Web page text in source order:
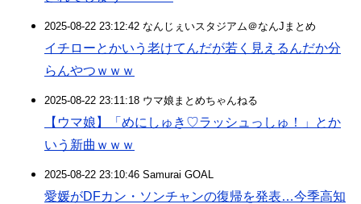
2025-08-22 23:12:42 なんじぇいスタジアム＠なんJまとめ
イチローとかいう老けてんだが若く見えるんだか分
らんやつｗｗｗ
2025-08-22 23:11:18 ウマ娘まとめちゃんねる
【ウマ娘】「めにしゅき♡ラッシュっしゅ！」とか
いう新曲ｗｗｗ
2025-08-22 23:10:46 Samurai GOAL
愛媛がDFカン・ソンチャンの復帰を発表…今季高知